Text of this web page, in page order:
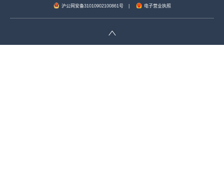
沪公网安备31010902100861号
电子营业执照